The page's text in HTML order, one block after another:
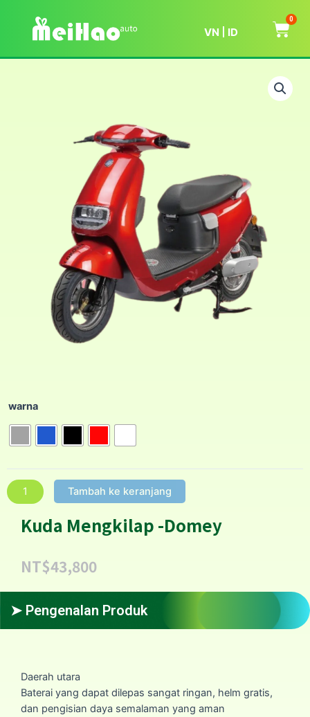
VN ID
0
warna
Tambah ke keranjang
Kuda Mengkilap -Domey
NT$43,800
➤ Pengenalan Produk
Daerah utara
Baterai yang dapat dilepas sangat ringan, helm gratis,
dan pengisian daya semalaman yang aman